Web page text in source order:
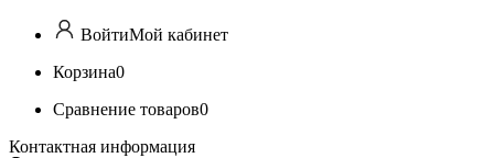
ВойтиМой кабинет
Корзина0
Сравнение товаров0
Контактная информация